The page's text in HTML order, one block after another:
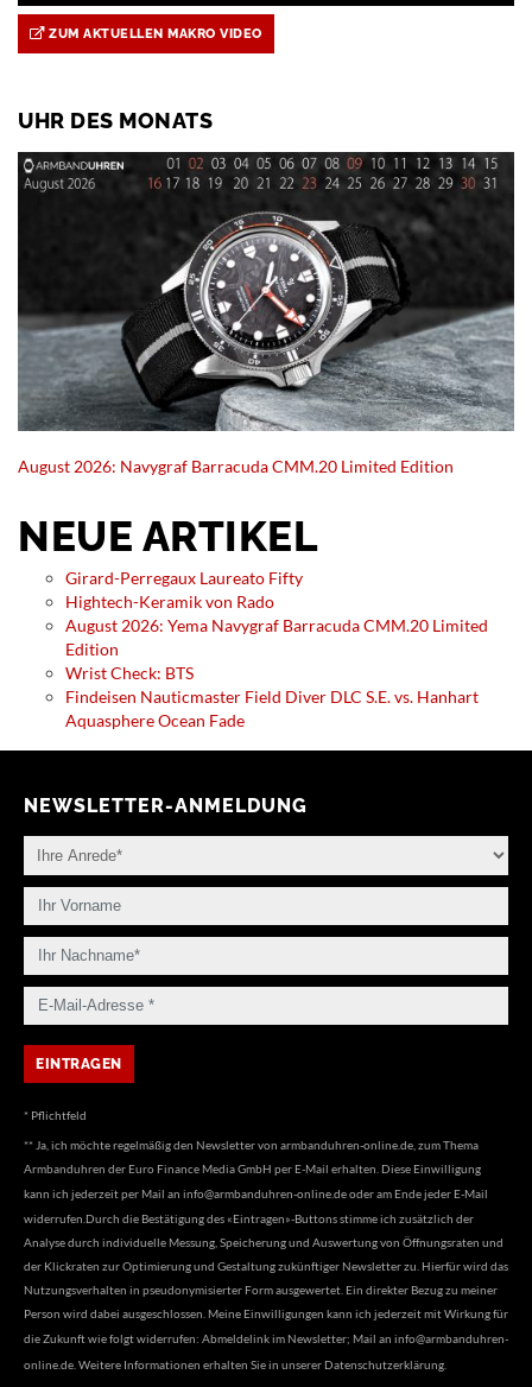
ZUM AKTUELLEN MAKRO VIDEO
UHR DES MONATS
August 2026: Navygraf Barracuda CMM.20 Limited Edition
NEUE ARTIKEL
Girard-Perregaux Laureato Fifty
Hightech-Keramik von Rado
August 2026: Yema Navygraf Barracuda CMM.20 Limited
Edition
Wrist Check: BTS
Findeisen Nauticmaster Field Diver DLC S.E. vs. Hanhart
Aquasphere Ocean Fade
NEWSLETTER-ANMELDUNG
* Pflichtfeld
** Ja, ich möchte regelmäßig den Newsletter von armbanduhren-online.de, zum Thema
Armbanduhren der Euro Finance Media GmbH per E-Mail erhalten. Diese Einwilligung
kann ich jederzeit per Mail an info@armbanduhren-online.deoder am Ende jeder E-Mail
widerrufen.Durch die Bestätigung des «Eintragen»-Buttons stimme ich zusätzlich der
Analyse durch individuelle Messung, Speicherung und Auswertung von Öffnungsraten und
der Klickraten zur Optimierung und Gestaltung zukünftiger Newsletter zu. Hierfür wird das
Nutzungsverhalten in pseudonymisierter Form ausgewertet. Ein direkter Bezug zu meiner
Person wird dabei ausgeschlossen. Meine Einwilligungen kann ich jederzeit mit Wirkung für
die Zukunft wie folgt widerrufen: Abmeldelink im Newsletter; Mail an info@armbanduhren-
online.de . Weitere Informationen erhalten Sie in unserer Datenschutzerklärung